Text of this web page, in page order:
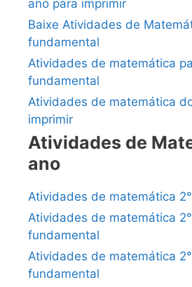
ano para imprimir
Baixe Atividades de
fundamental
Atividades de matemática
fundamental
Atividades de matemática
imprimir
Atividades de
ano
Atividades de matemática
Atividades de matemática
fundamental
Atividades de matemática
fundamental